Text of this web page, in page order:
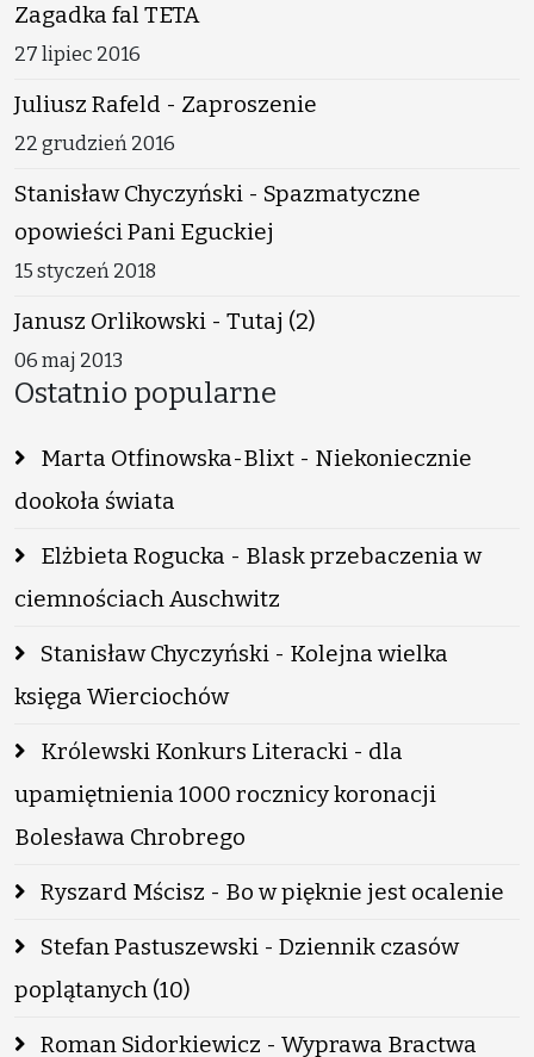
Zagadka fal TETA
27 lipiec 2016
Juliusz Rafeld - Zaproszenie
22 grudzień 2016
Stanisław Chyczyński - Spazmatyczne
opowieści Pani Eguckiej
15 styczeń 2018
Janusz Orlikowski - Tutaj (2)
06 maj 2013
Ostatnio popularne
Marta Otfinowska-Blixt - Niekoniecznie
dookoła świata
Elżbieta Rogucka - Blask przebaczenia w
ciemnościach Auschwitz
Stanisław Chyczyński - Kolejna wielka
księga Wierciochów
Królewski Konkurs Literacki - dla
upamiętnienia 1000 rocznicy koronacji
Bolesława Chrobrego
Ryszard Mścisz - Bo w pięknie jest ocalenie
Stefan Pastuszewski - Dziennik czasów
poplątanych (10)
Roman Sidorkiewicz - Wyprawa Bractwa